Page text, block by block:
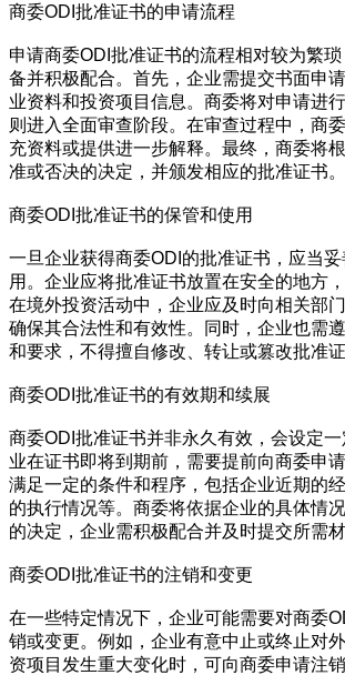
商委ODI批准证书的申请流程
申请商委ODI批准证书的流程相对较为繁
备并积极配合。首先，企业需提交书面申
业资料和投资项目信息。商委将对申请进
则进入全面审查阶段。在审查过程中，商
充资料或提供进一步解释。最终，商委将
准或否决的决定，并颁发相应的批准证书。
商委ODI批准证书的保管和使用
一旦企业获得商委ODI的批准证书，应当
用。企业应将批准证书放置在安全的地方
在境外投资活动中，企业应及时向相关部
确保其合法性和有效性。同时，企业也需
和要求，不得擅自修改、转让或篡改批准证
商委ODI批准证书的有效期和续展
商委ODI批准证书并非永久有效，会设定
业在证书即将到期前，需要提前向商委申
满足一定的条件和程序，包括企业近期的
的执行情况等。商委将依据企业的具体情
的决定，企业需积极配合并及时提交所需材
商委ODI批准证书的注销和变更
在一些特定情况下，企业可能需要对商委
销或变更。例如，企业有意中止或终止对
资项目发生重大变化时，可向商委申请注